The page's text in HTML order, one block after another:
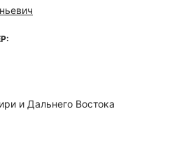
и Дальнего Востока